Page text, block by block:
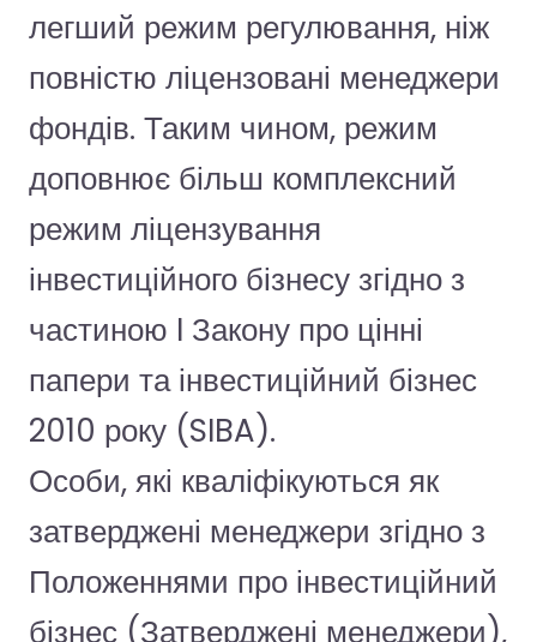
легший режим регулювання, ніж
повністю ліцензовані менеджери
фондів. Таким чином, режим
доповнює більш комплексний
режим ліцензування
інвестиційного бізнесу згідно з
частиною I Закону про цінні
папери та інвестиційний бізнес
2010 року (SIBA).
Особи, які кваліфікуються як
затверджені менеджери згідно з
Положеннями про інвестиційний
бізнес (Затверджені менеджери),